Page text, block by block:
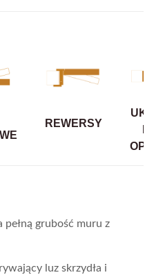
REWERSY
grubość muru z
luz skrzydła i